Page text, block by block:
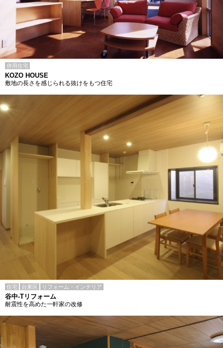
併用住宅
KOZO HOUSE
敷地の長さを感じられる抜けをもつ住宅
住宅 台東区 リフォーム・インテリア
谷中-Tリフォーム
耐震性を高めた一軒家の改修